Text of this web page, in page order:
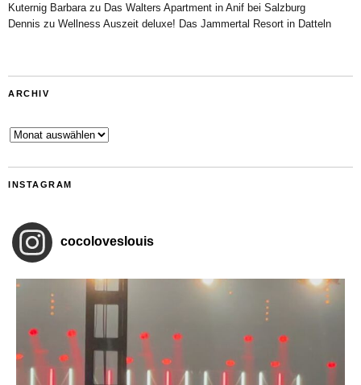
Kuternig Barbara zu Das Walters Apartment in Anif bei Salzburg
Dennis zu Wellness Auszeit deluxe! Das Jammertal Resort in Datteln
ARCHIV
Archiv
INSTAGRAM
cocoloveslouis